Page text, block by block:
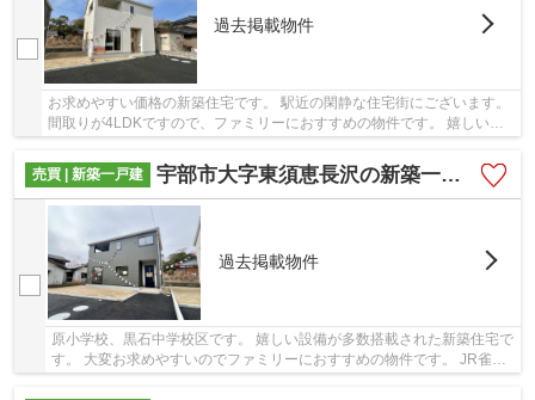
過去掲載物件
お求めやすい価格の新築住宅です。 駅近の閑静な住宅街にございます。
間取りが4LDKですので、ファミリーにおすすめの物件です。 嬉しい設
売買 | 新築一戸建
宇部市大字東須恵長沢の新築一戸建
過去掲載物件
原小学校、黒石中学校区です。 嬉しい設備が多数搭載された新築住宅で
す。 大変お求めやすいのでファミリーにおすすめの物件です。 JR雀田
駅まで徒歩で数分です。